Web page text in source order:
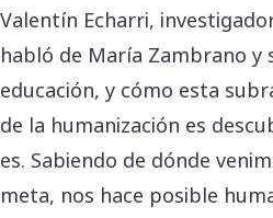
Valentín Echarri,
habló de María Zambrano y
educación, y cómo esta
de la humanización es
es. Sabiendo de dónde
meta, nos hace posible